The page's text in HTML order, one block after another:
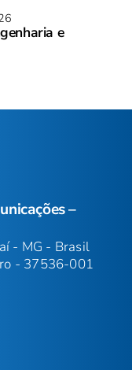
e
–
- MG - Brasil
- 37536-001